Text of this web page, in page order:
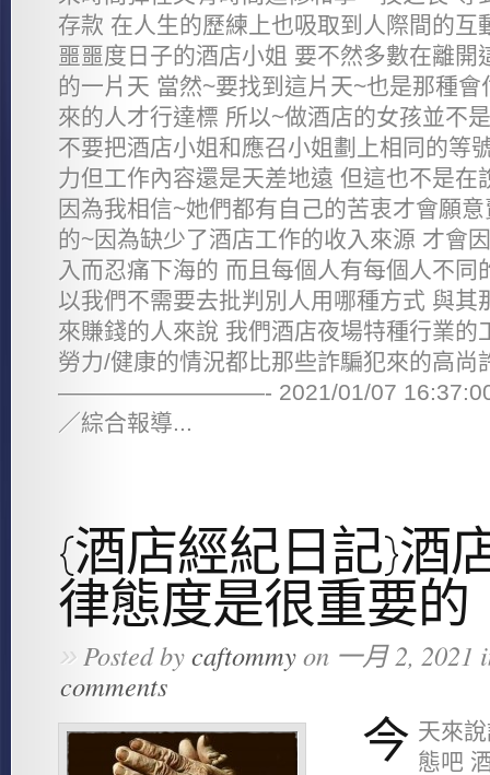
存款 在人生的歷練上也吸取到人際間的互
噩噩度日子的酒店小姐 要不然多數在離開
的一片天 當然~要找到這片天~也是那種
來的人才行達標 所以~做酒店的女孩並不
不要把酒店小姐和應召小姐劃上相同的等
力但工作內容還是天差地遠 但這也不是在
因為我相信~她們都有自己的苦衷才會願
的~因為缺少了酒店工作的收入來源 才會
入而忍痛下海的 而且每個人有每個人不同
以我們不需要去批判別人用哪種方式 與其
來賺錢的人來說 我們酒店夜場特種行業的
勞力/健康的情況都比那些詐騙犯來的高尚
—————————- 2021/01/07 16:37:00
／綜合報導...
{酒店經紀日記}酒
律態度是很重要的
»Posted bycaftommyon 一月 2, 2021
comments
今 天來
態吧